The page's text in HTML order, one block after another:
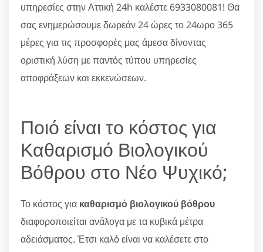
υπηρεσίες στην Αττική 24h καλέστε 6933080081! Θα
σας ενημερώσουμε δωρεάν 24 ώρες το 24ωρο 365
μέρες για τις προσφορές μας άμεσα δίνοντας
οριστική λύση με παντός τύπου υπηρεσίες
αποφράξεων και εκκενώσεων.
Ποιό είναι το κόστος για
Καθαρισμό Βιολογικού
Βόθρου στο Νέο Ψυχικό;
Το κόστος για καθαρισμό βιολογικού βόθρου
διαφοροποιείται ανάλογα με τα κυβικά μέτρα
αδειάσματος. Έτσι καλό είναι να καλέσετε στο